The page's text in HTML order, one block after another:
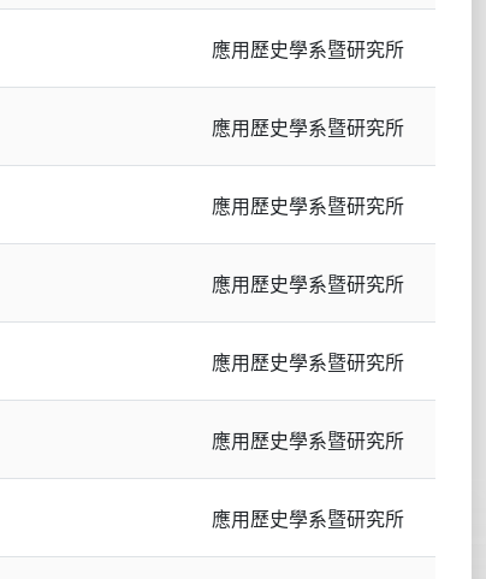
應用歷史學系暨研究所
應用歷史學系暨研究所
應用歷史學系暨研究所
應用歷史學系暨研究所
應用歷史學系暨研究所
應用歷史學系暨研究所
應用歷史學系暨研究所